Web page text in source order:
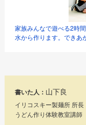
家族みんなで遊べる2時
水から作ります。できあ
書いた人： 山下良
イリコスキー製麺所 所長
うどん作り体験教室講師